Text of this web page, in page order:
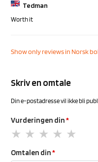
Tedman
Worth it
Show only reviews in Norsk
Skriv en omtale
Din e-postadresse vil ikke bli
Vurderingen din*
Omtalen din*